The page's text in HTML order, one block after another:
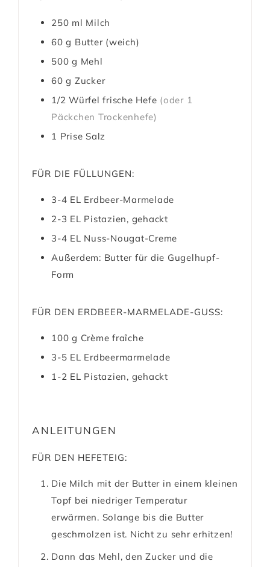
250 ml Milch
60 g Butter (weich)
500 g Mehl
60 g Zucker
1/2 Würfel frische Hefe (oder 1
Päckchen Trockenhefe)
1 Prise Salz
FÜR DIE FÜLLUNGEN:
3-4 EL Erdbeer-Marmelade
2-3 EL Pistazien, gehackt
3-4 EL Nuss-Nougat-Creme
Außerdem: Butter für die Gugelhupf-
Form
FÜR DEN ERDBEER-MARMELADE-GUSS:
100 g Crème fraîche
3-5 EL Erdbeermarmelade
1-2 EL Pistazien, gehackt
ANLEITUNGEN
FÜR DEN HEFETEIG:
Die Milch mit der Butter in einem kleinen
Topf bei niedriger Temperatur
erwärmen. Solange bis die Butter
geschmolzen ist. Nicht zu sehr erhitzen!
Dann das Mehl, den Zucker und die